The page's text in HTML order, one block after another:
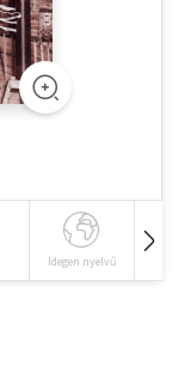
Idegen nyelvű